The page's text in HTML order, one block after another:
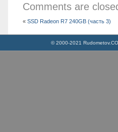
Comments are
«SSD Radeon R7 240GB (часть 3)
© 2000-2021